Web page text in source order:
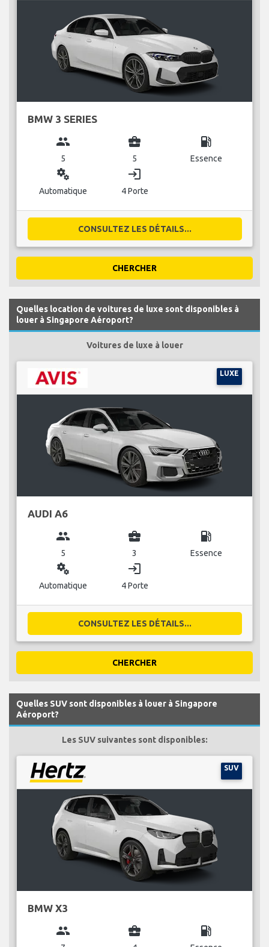
BMW 3 SERIES
group
5
business_center
5
local_gas_station
Essence
miscellaneous_services
Automatique
login
4 Porte
CONSULTEZ LES DÉTAILS...
CHERCHER
Quelles location de voitures de luxe sont disponibles à
louer à Singapore Aéroport?
Voitures de luxe à louer
LUXE
AUDI A6
group
5
business_center
3
local_gas_station
Essence
miscellaneous_services
Automatique
login
4 Porte
CONSULTEZ LES DÉTAILS...
CHERCHER
Quelles SUV sont disponibles à louer à Singapore
Aéroport?
Les SUV suivantes sont disponibles:
SUV
BMW X3
group business_center local_gas_station